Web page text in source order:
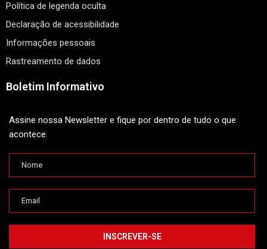
Política de legenda oculta
Declaração de acessibilidade
Informações pessoais
Rastreamento de dados
Boletim Informativo
Assine nossa Newsletter e fique por dentro de tudo o que
acontece.